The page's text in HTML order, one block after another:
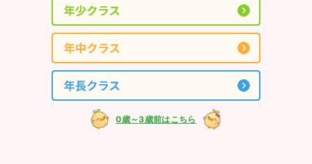
0歳～3歳前はこちら